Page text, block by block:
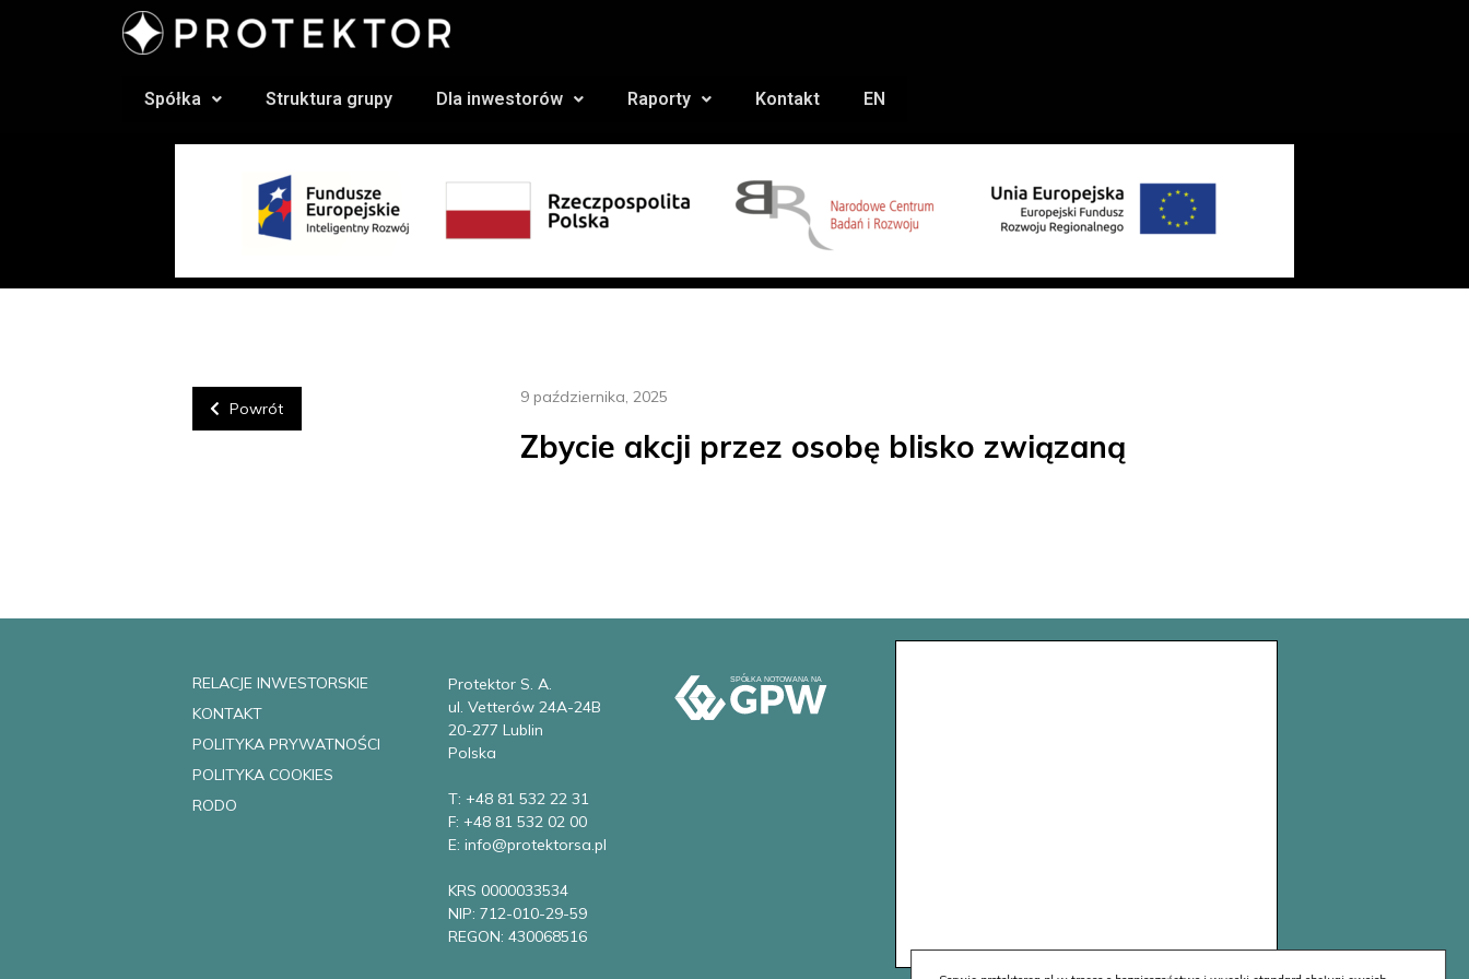
Spółka Struktura grupy Dla inwestorów Raporty Kontakt EN
Powrót
9 października, 2025
Zbycie akcji przez osobę blisko związaną
RELACJE INWESTORSKIE
KONTAKT
POLITYKA PRYWATNOŚCI
POLITYKA COOKIES
RODO
Protektor S. A.
ul. Vetterów 24A-24B
20-277 Lublin
Polska
T: +48 81 532 22 31
F: +48 81 532 02 00
E: info@protektorsa.pl
KRS 0000033534
NIP: 712-010-29-59
REGON: 430068516